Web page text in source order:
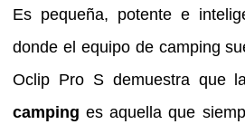
Es pequeña, potente e
donde el equipo de camping
Oclip Pro S demuestra que
camping es aquella que